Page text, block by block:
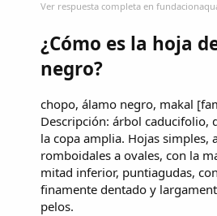
Ver respuesta completa en
¿Cómo es la hoja
negro?
chopo, álamo negro, makal
Descripción: árbol caducifolio,
la copa amplia. Hojas simples,
romboidales a ovales, con la
mitad inferior, puntiagudas,
finamente dentado y
pelos.